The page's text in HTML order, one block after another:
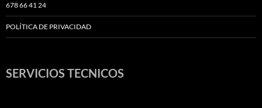
678 66 41 24
POLÍTICA DE PRIVACIDAD
SERVICIOS TECNICOS